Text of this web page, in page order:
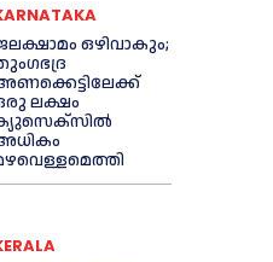
ഒഴിവാകും;
ലക്ഷം